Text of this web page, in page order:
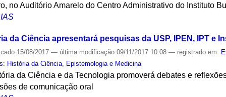
no Auditório Amarelo do Centro Administrativo do Instituto
da Ciência apresentará pesquisas da USP, IPEN, IPT e
15/08/2017— última modificação 09/11/2017 10:08— registrado em:
História da Ciência, Epistemologia e Medicina
da Ciência e da Tecnologia promoverá debates e
de comunicação oral